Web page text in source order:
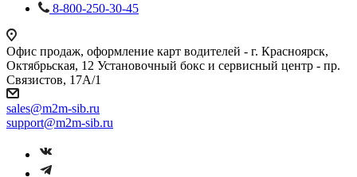
8-800-250-30-45
Офис продаж, оформление карт водителей - г. Красноярск,
Октябрьская, 12 Установочный бокс и сервисный центр - пр.
Связистов, 17А/1
sales@m2m-sib.ru
support@m2m-sib.ru